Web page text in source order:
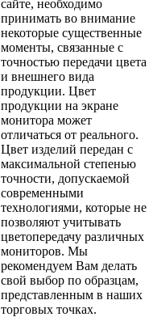
сайте, необходимо
принимать во внимание
некоторые существенные
моменты, связанные с
точностью передачи цвета
и внешнего вида
продукции. Цвет
продукции на экране
монитора может
отличаться от реального.
Цвет изделий передан с
максимальной степенью
точности, допускаемой
современными
технологиями, которые не
позволяют учитывать
цветопередачу различных
мониторов. Мы
рекомендуем Вам делать
свой выбор по образцам,
представленным в наших
торговых точках.